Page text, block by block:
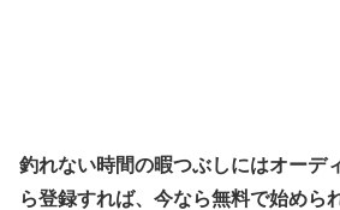
釣れない時間の暇つぶしにはオーデ
ら登録すれば、今なら無料で始めら